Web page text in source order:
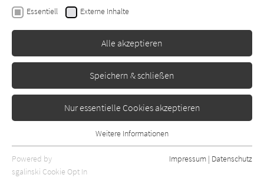
Bethan Welby
Mein Freund, der
Weihnachtsbaum
Atlantis
Essentiell Externe Inhalte
Alle akzeptieren
Speichern & schließen
Nur essentielle Cookies akzeptieren
Essentielle Cookies werden für grundlegende Funktionen der
Webseite benötigt. Dadurch ist gewährleistet, dass die Webseite
Weitere Informationen
Powered by
sgalinski Cookie Opt In
Impressum | Datenschutz